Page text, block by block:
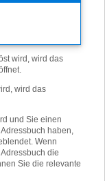
wird, wird das
wird das
und Sie einen
haben,
Wenn
die
Sie die relevante